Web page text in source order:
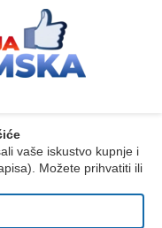
vaše iskustvo kupnje i
Možete prihvatiti ili